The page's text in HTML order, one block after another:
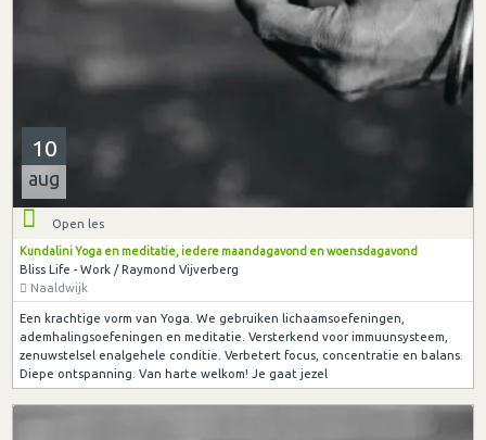
10
aug
Open les
Kundalini Yoga en meditatie, iedere maandagavond en woensdagavond
Bliss Life - Work / Raymond Vijverberg
Naaldwijk
Een krachtige vorm van Yoga. We gebruiken lichaamsoefeningen,
ademhalingsoefeningen en meditatie. Versterkend voor immuunsysteem,
zenuwstelsel enalgehele conditie. Verbetert focus, concentratie en balans.
Diepe ontspanning. Van harte welkom! Je gaat jezel